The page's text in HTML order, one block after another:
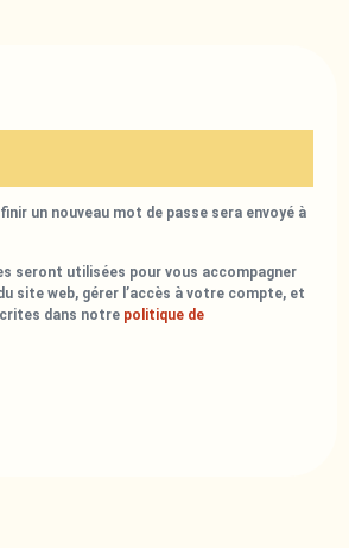
un nouveau mot de passe sera envoyé à
seront utilisées pour vous accompagner
site web, gérer l’accès à votre compte, et
dans notre politique de